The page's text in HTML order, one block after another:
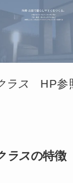
ラス HP参
ラスの特徴